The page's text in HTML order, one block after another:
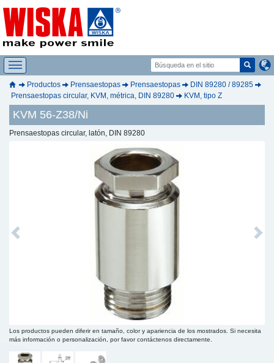
Productos Prensaestopas Prensaestopas
DIN 89280 / 89285
Prensaestopas circular, KVM, métrica, DIN 89280
KVM, tipo Z
KVM 56-Z38/Ni
Prensaestopas circular, latón, DIN 89280
Previous Next
Los productos pueden diferir en tamaño, color y apariencia de los mostrados. Si necesita
más información o personalización, por favor contáctenos directamente.